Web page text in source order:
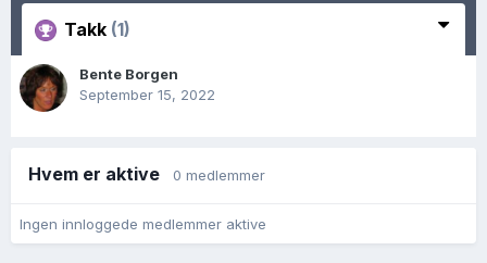
Takk (1)
Bente Borgen
September 15, 2022
Hvem er aktive 0 medlemmer
Ingen innloggede medlemmer aktive